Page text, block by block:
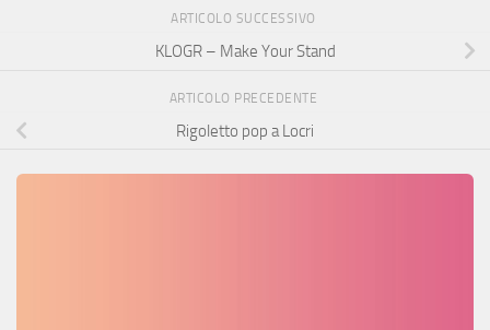
ARTICOLO SUCCESSIVO
KLOGR – Make Your Stand
ARTICOLO PRECEDENTE
Rigoletto pop a Locri